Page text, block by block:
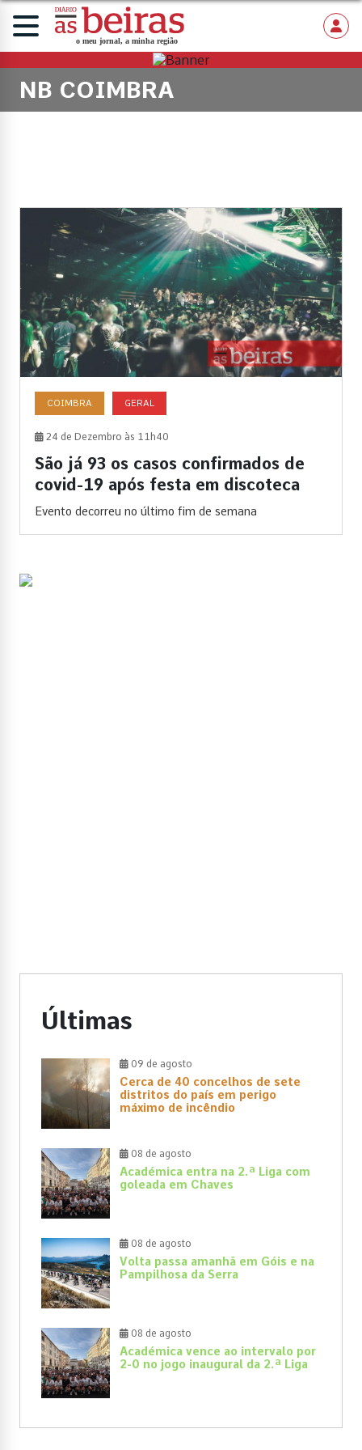
NB COIMBRA
COIMBRA GERAL
24 de Dezembro às 11h40
São já 93 os casos confirmados de
covid-19 após festa em discoteca
Evento decorreu no último fim de semana
Últimas
09 de agosto
Cerca de 40 concelhos de sete
distritos do país em perigo
máximo de incêndio
08 de agosto
Académica entra na 2.ª Liga com
goleada em Chaves
08 de agosto
Volta passa amanhã em Góis e na
Pampilhosa da Serra
08 de agosto
Académica vence ao intervalo por
2-0 no jogo inaugural da 2.ª Liga